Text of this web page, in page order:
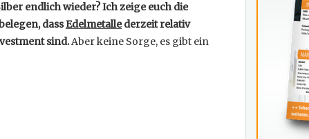
endlich wieder? Ich zeige euch die
dassEdelmetallederzeit relativ
sind.Aber keine Sorge, es gibt ein